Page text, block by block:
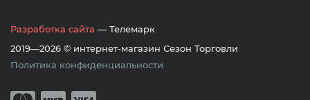
Разработка сайта — Телемарк
2019—2026 © интернет-магазин Сезон Торговли
Политика конфиденциальности
Принимается оплата банковскими